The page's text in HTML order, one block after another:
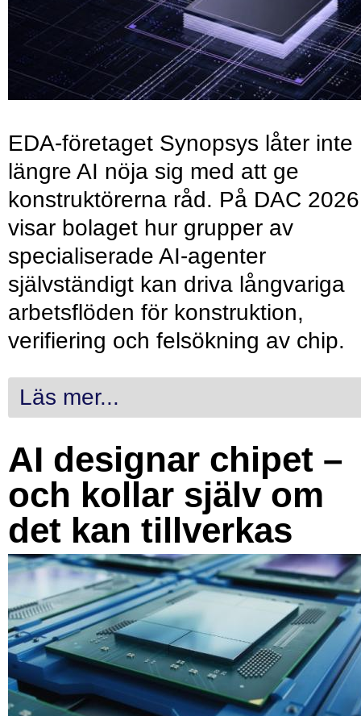
EDA-företaget Synopsys låter inte
längre AI nöja sig med att ge
konstruktörerna råd. På DAC 2026
visar bolaget hur grupper av
specialiserade AI-agenter
självständigt kan driva långvariga
arbetsflöden för konstruktion,
verifiering och felsökning av chip.
Läs mer...
AI designar chipet –
och kollar själv om
det kan tillverkas